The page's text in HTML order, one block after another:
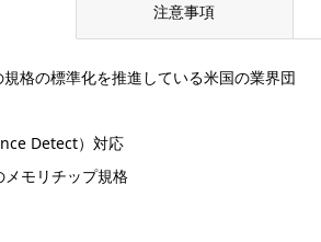
注意事項
規格の標準化を推進している米国の業界団
Detect）対応
メモリチップ規格